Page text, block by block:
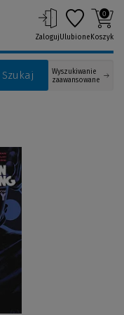
Szukaj
Wyszukiwanie
zaawansowane
ZalogujUlubione
0
Koszyk
strony)